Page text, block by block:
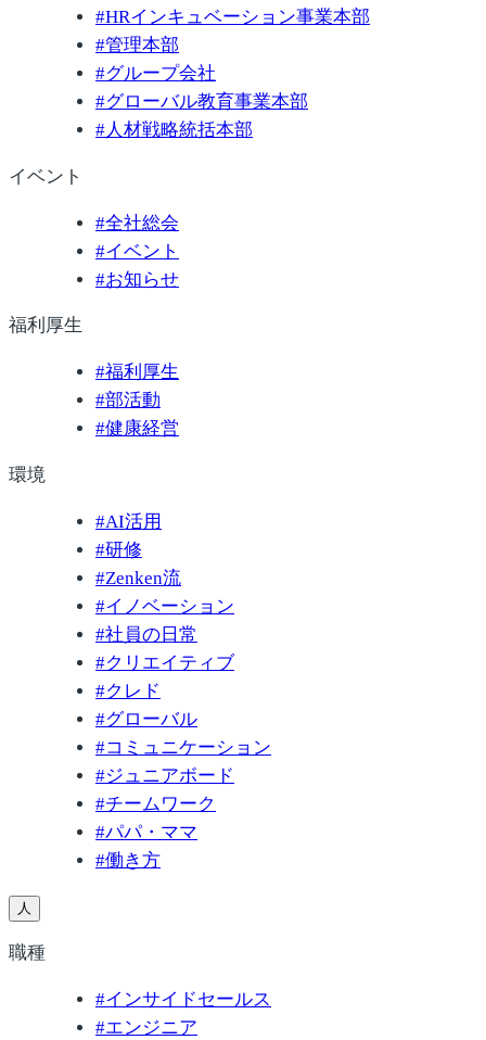
#HRインキュベーション事業本部
#管理本部
#グループ会社
#グローバル教育事業本部
#人材戦略統括本部
イベント
#全社総会
#イベント
#お知らせ
福利厚生
#福利厚生
#部活動
#健康経営
環境
#AI活用
#研修
#Zenken流
#イノベーション
#社員の日常
#クリエイティブ
#クレド
#グローバル
#コミュニケーション
#ジュニアボード
#チームワーク
#パパ・ママ
#働き方
人
職種
#インサイドセールス
#エンジニア